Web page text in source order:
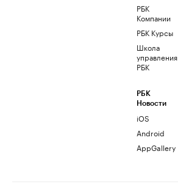
РБК
Компании
РБК Курсы
Школа
управления
РБК
РБК
Новости
iOS
Android
AppGallery